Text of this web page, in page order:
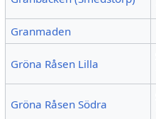
Granmaden
Gröna Råsen Lilla
Gröna Råsen Södra